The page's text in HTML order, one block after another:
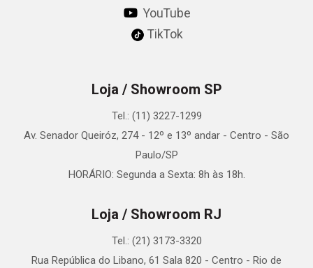
YouTube
TikTok
Loja / Showroom SP
Tel.: (11) 3227-1299
Av. Senador Queiróz, 274 - 12º e 13º andar - Centro - São
Paulo/SP
HORÁRIO: Segunda a Sexta: 8h às 18h.
Loja / Showroom RJ
Tel.: (21) 3173-3320
Rua República do Libano, 61 Sala 820 - Centro - Rio de